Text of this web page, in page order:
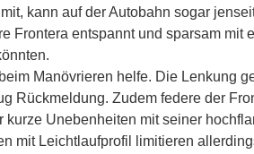
kann auf der Autobahn sogar
Frontera entspannt und sparsam mit
Manövrieren helfe. Die Lenkung
Rückmeldung. Zudem federe der
kurze Unebenheiten mit seiner
mit Leichtlaufprofil limitieren